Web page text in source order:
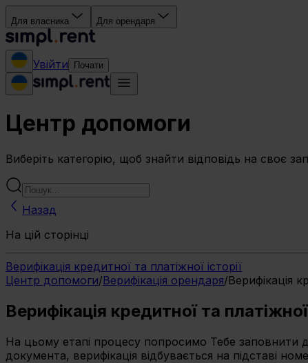
Для власника Для орендаря
Увійти Почати
Центр допомоги
Виберіть категорію, щоб знайти відповідь на своє
Назад
На цій сторінці
Верифікація кредитної та платіжної історії
Центр допомоги/Верифікація орендаря/Верифікація
Верифікація кредитної та платіжної
На цьому етапі процесу попросимо Тебе заповнити
документа, верифікація відбувається на підставі